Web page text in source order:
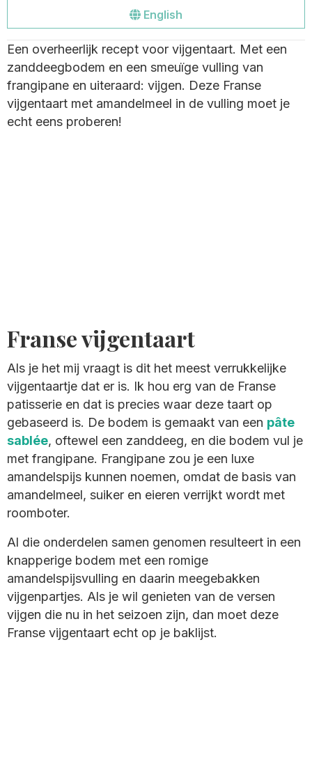
English
the
english
site
Een overheerlijk recept voor vijgentaart. Met een
zanddeegbodem en een smeuïge vulling van
frangipane en uiteraard: vijgen. Deze Franse
vijgentaart met amandelmeel in de vulling moet je
echt eens proberen!
Franse vijgentaart
Als je het mij vraagt is dit het meest verrukkelijke
vijgentaartje dat er is. Ik hou erg van de Franse
patisserie en dat is precies waar deze taart op
gebaseerd is. De bodem is gemaakt van een pâte
sablée, oftewel een zanddeeg, en die bodem vul je
met frangipane. Frangipane zou je een luxe
amandelspijs kunnen noemen, omdat de basis van
amandelmeel, suiker en eieren verrijkt wordt met
roomboter.
Al die onderdelen samen genomen resulteert in een
knapperige bodem met een romige
amandelspijsvulling en daarin meegebakken
vijgenpartjes. Als je wil genieten van de versen
vijgen die nu in het seizoen zijn, dan moet deze
Franse vijgentaart echt op je baklijst.